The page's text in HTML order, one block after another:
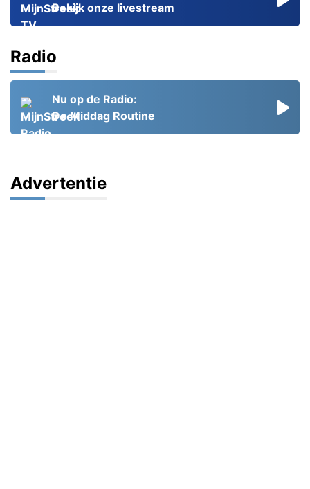
Bekijk onze livestream
Radio
Nu op de Radio:
De Middag Routine
Advertentie